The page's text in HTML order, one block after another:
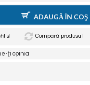
ADAUGĂ ÎN COŞ
Compară produsul
ţi opinia